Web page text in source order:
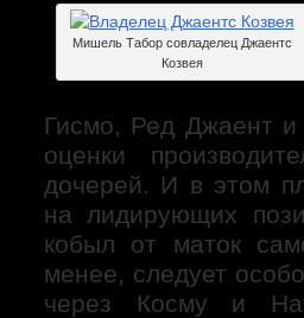
Мишель Табор совладелец Джаентс
Козвея
Гисмо, Ред Джаент
оценки
дочерей. И в этом
на лидирующих
кобыл от маток
менее, следует
через Косму и